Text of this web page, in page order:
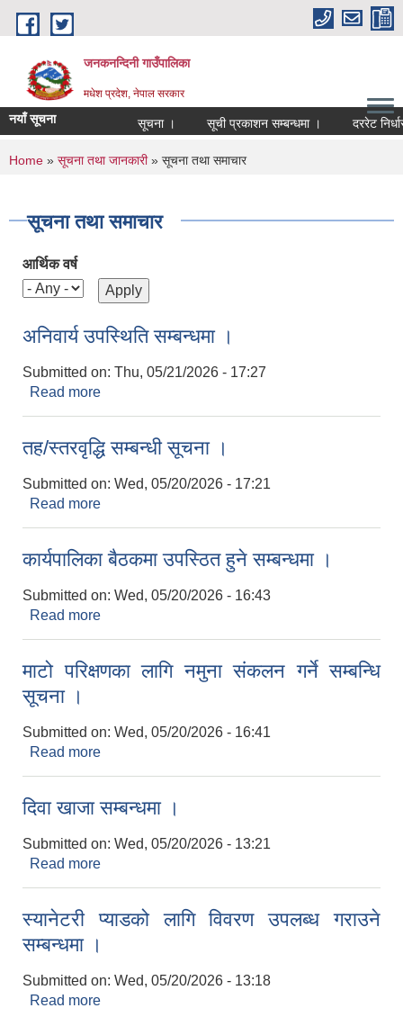
Skip to main content
जनकनन्दिनी गाउँपालिका
मधेश प्रदेश, नेपाल सरकार
नयाँ सूचना सूचना । सूची प्रकाशन सम्बन्धमा । दररेट
You are here
Home » सूचना तथा जानकारी» सूचना तथा समाचार
सूचना तथा समाचार
आर्थिक वर्ष
अनिवार्य उपस्थिति सम्बन्धमा ।
Submitted on: Thu, 05/21/2026 - 17:27
Read more
तह/स्तरवृद्धि सम्बन्धी सूचना ।
Submitted on: Wed, 05/20/2026 - 17:21
Read more
कार्यपालिका बैठकमा उपस्ठित हुने सम्बन्धमा ।
Submitted on: Wed, 05/20/2026 - 16:43
Read more
माटो परिक्षणका लागि नमुना संकलन गर्ने सम्बन्धि
सूचना ।
Submitted on: Wed, 05/20/2026 - 16:41
Read more
दिवा खाजा सम्बन्धमा ।
Submitted on: Wed, 05/20/2026 - 13:21
Read more
स्यानेटरी प्याडको लागि विवरण उपलब्ध गराउने
सम्बन्धमा ।
Submitted on: Wed, 05/20/2026 - 13:18
Read more